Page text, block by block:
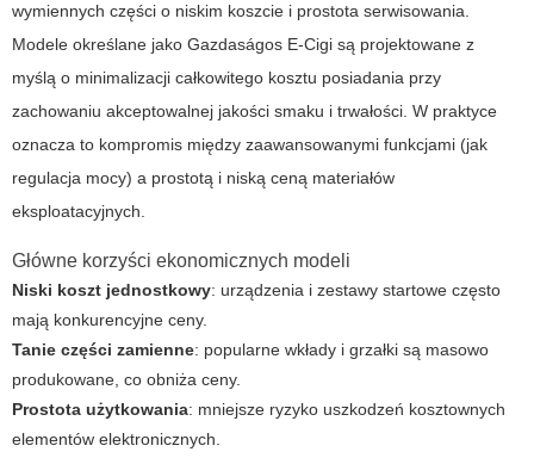
wymiennych części o niskim koszcie i prostota serwisowania.
Modele określane jako Gazdaságos E-Cigi są projektowane z
myślą o minimalizacji całkowitego kosztu posiadania przy
zachowaniu akceptowalnej jakości smaku i trwałości. W praktyce
oznacza to kompromis między zaawansowanymi funkcjami (jak
regulacja mocy) a prostotą i niską ceną materiałów
eksploatacyjnych.
Główne korzyści ekonomicznych modeli
Niski koszt jednostkowy: urządzenia i zestawy startowe często
mają konkurencyjne ceny.
Tanie części zamienne: popularne wkłady i grzałki są masowo
produkowane, co obniża ceny.
Prostota użytkowania: mniejsze ryzyko uszkodzeń kosztownych
elementów elektronicznych.